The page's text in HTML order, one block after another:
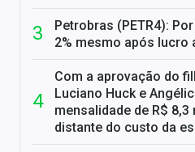
Petrobras (PETR4):
2% mesmo após lucro
Com a aprovação do
Luciano Huck e
mensalidade de R$
distante do custo da